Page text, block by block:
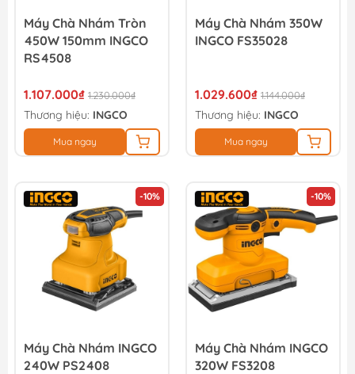
Máy Chà Nhám Tròn
450W 150mm INGCO
RS4508
1.107.000₫ 1.230.000₫
Thương hiệu: INGCO
Mua ngay
Máy Chà Nhám 350W
INGCO FS35028
1.029.600₫ 1.144.000₫
Thương hiệu: INGCO
Mua ngay
-10%
Máy Chà Nhám INGCO
240W PS2408
-10%
Máy Chà Nhám INGCO
320W FS3208